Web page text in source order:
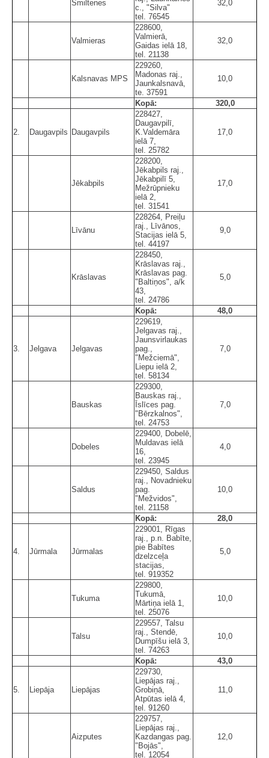
Smiltenes
c., "Silva"
tel. 76545
32,0
Valmieras
228600,
Valmierā,
Gaidas ielā 18,
tel. 21138
32,0
Kalsnavas MPS
229260,
Madonas raj.,
Jaunkalsnavā,
te. 37591
10,0
Kopā: 320,0
2. Daugavpils Daugavpils
228427,
Daugavpilī,
K.Valdemāra
ielā 7,
tel. 25782
17,0
Jēkabpils
228200,
Jēkabpils raj.,
Jēkabpilī 5,
Mežrūpnieku
ielā 2,
tel. 31541
17,0
Līvānu
228264, Preiļu
raj., Līvānos,
Stacijas ielā 5,
tel. 44197
9,0
Krāslavas
228450,
Krāslavas raj.,
Krāslavas pag.
"Baltiņos", a/k
43,
tel. 24786
5,0
Kopā: 48,0
3. Jelgava Jelgavas
229619,
Jelgavas raj.,
Jaunsvirlaukas
pag.,
"Mežciemā",
Liepu ielā 2,
tel. 58134
7,0
Bauskas
229300,
Bauskas raj.,
Īslīces pag.
"Bērzkalnos",
tel. 24753
7,0
Dobeles
229400, Dobelē,
Muldavas ielā
16,
tel. 23945
4,0
Saldus
229450, Saldus
raj., Novadnieku
pag.
"Mežvidos",
tel. 21158
10,0
Kopā: 28,0
4. Jūrmala Jūrmalas
229001, Rīgas
raj., p.n. Babīte,
pie Babītes
dzelzceļa
stacijas,
tel. 919352
5,0
Tukuma
229800,
Tukumā,
Mārtiņa ielā 1,
tel. 25076
10,0
Talsu
229557, Talsu
raj., Stendē,
Dumpīšu ielā 3,
tel. 74263
10,0
Kopā: 43,0
5. Liepāja Liepājas
229730,
Liepājas raj.,
Grobiņā,
Atpūtas ielā 4,
tel. 91260
11,0
Aizputes
229757,
Liepājas raj.,
Kazdangas pag.
"Bojās",
tel. 12054
12,0